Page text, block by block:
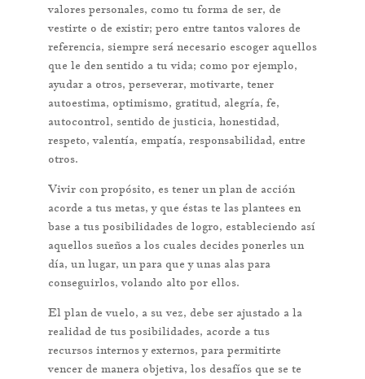
valores personales, como tu forma de ser, de
vestirte o de existir; pero entre tantos valores de
referencia, siempre será necesario escoger aquellos
que le den sentido a tu vida; como por ejemplo,
ayudar a otros, perseverar, motivarte, tener
autoestima, optimismo, gratitud, alegría, fe,
autocontrol, sentido de justicia, honestidad,
respeto, valentía, empatía, responsabilidad, entre
otros.
Vivir con propósito, es tener un plan de acción
acorde a tus metas, y que éstas te las plantees en
base a tus posibilidades de logro, estableciendo así
aquellos sueños a los cuales decides ponerles un
día, un lugar, un para que y unas alas para
conseguirlos, volando alto por ellos.
El plan de vuelo, a su vez, debe ser ajustado a la
realidad de tus posibilidades, acorde a tus
recursos internos y externos, para permitirte
vencer de manera objetiva, los desafíos que se te